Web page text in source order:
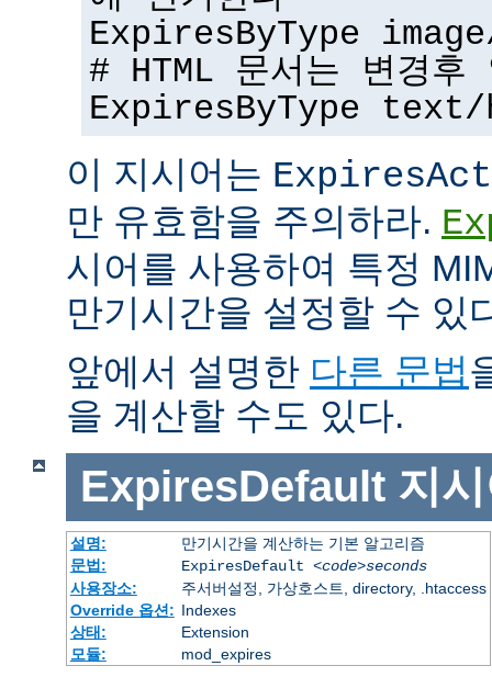
ExpiresByType
# HTML 문서는 변경후
ExpiresByType text/
이 지시어는
만 유효함을 주의하라.
시어를 사용하여 특정
만기시간을 설정할 수 있
앞에서 설명한 다른 문법
을 계산할 수도 있다.
ExpiresDefault 지
설명:
만기시간을 계산하는 기본 알고리즘
문법:
ExpiresDefault <code>seconds
사용장소:
주서버설정, 가상호스트, directory, .htaccess
Override 옵션: Indexes
상태:
Extension
모듈:
mod_expires